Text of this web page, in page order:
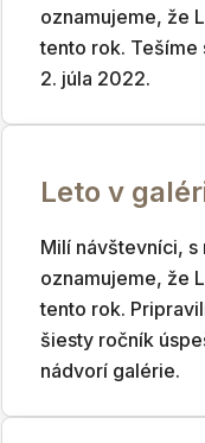
oznamujeme, že
tento rok. Tešíme
2. júla 2022.
Leto v
Milí návštevníci, s
oznamujeme, že
tento rok.
šiesty ročník
nádvorí galérie.